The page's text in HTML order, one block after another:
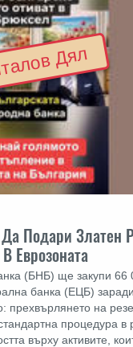
Подари Златен
Еврозоната
(БНБ) ще закупи 66
банка (ЕЦБ)
прехвърлянето на
процедура в
върху активите,
Дял